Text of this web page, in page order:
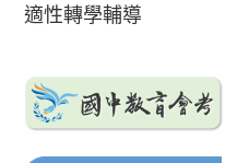
適性轉學輔導